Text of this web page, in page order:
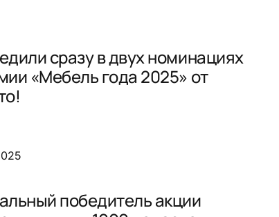
сразу в двух номинациях
«Мебель года 2025» от
победитель акции